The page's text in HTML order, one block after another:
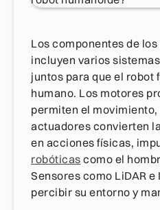
Los componentes de
incluyen varios
juntos para que el robot
humano. Los motores
permiten el
actuadores convierten
en acciones físicas,
robóticas como el
Sensores como LiDAR
percibir su entorno y